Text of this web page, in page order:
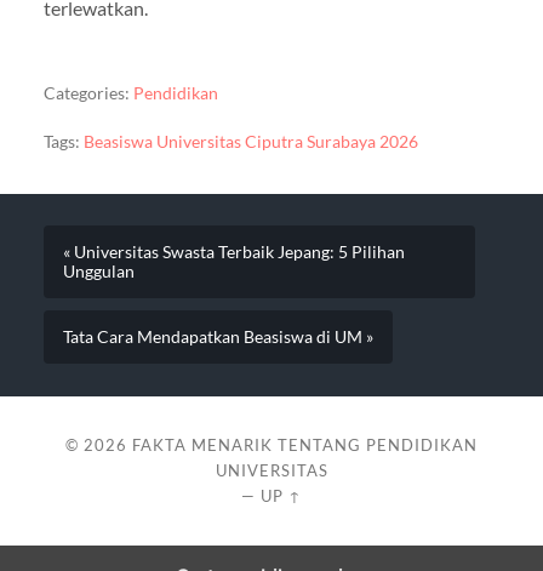
terlewatkan.
Categories: Pendidikan
Tags: Beasiswa Universitas Ciputra Surabaya 2026
« Universitas Swasta Terbaik Jepang: 5 Pilihan
Unggulan
Tata Cara Mendapatkan Beasiswa di UM »
© 2026 FAKTA MENARIK TENTANG PENDIDIKAN
UNIVERSITAS
— UP ↑